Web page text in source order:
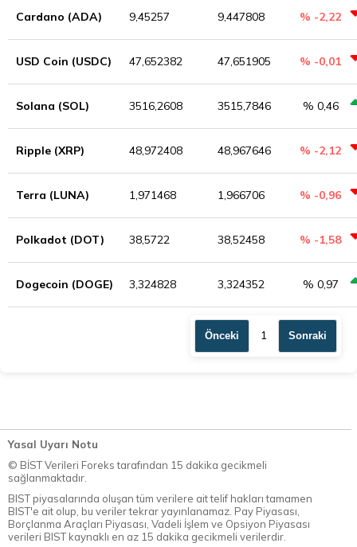
Cardano (ADA) 9,45257 9,447808 % -2,22
USD Coin (USDC) 47,652382 47,651905 % -0,01
Solana (SOL) 3516,2608 3515,7846 % 0,46
Ripple (XRP) 48,972408 48,967646 % -2,12
Terra (LUNA) 1,971468 1,966706 % -0,96
Polkadot (DOT) 38,5722 38,52458 % -1,58
Dogecoin (DOGE) 3,324828 3,324352 % 0,97
Önceki 1 Sonraki
Yasal Uyarı Notu
© BİST Verileri Foreks tarafından 15 dakika gecikmeli
sağlanmaktadır.
BIST piyasalarında oluşan tüm verilere ait telif hakları tamamen
BIST'e ait olup, bu veriler tekrar yayınlanamaz. Pay Piyasası,
Borçlanma Araçları Piyasası, Vadeli İşlem ve Opsiyon Piyasası
verileri BIST kaynaklı en az 15 dakika gecikmeli verilerdir.